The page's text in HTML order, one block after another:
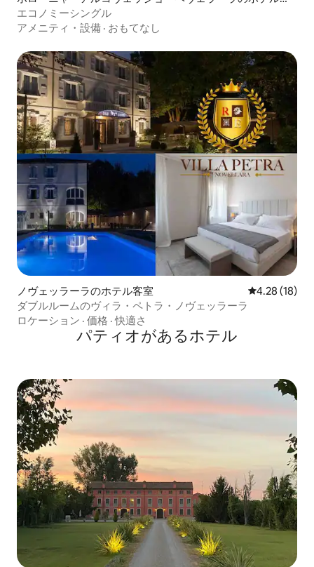
室
エコノミーシングル
アメニティ・設備 · おもてなし
ノヴェッラーラのホテル客室 レビュー18
4.28 (18)
ダブルルームのヴィラ・ペトラ・ノヴェッラーラ
ロケーション · 価格 ·快適さ
パティオがあるホ⁠テ⁠ル